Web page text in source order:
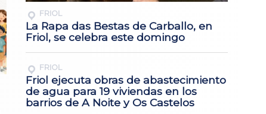
FRIOL
La Rapa das Bestas de Carballo, en
Friol, se celebra este domingo
FRIOL
Friol ejecuta obras de abastecimiento
de agua para 19 viviendas en los
barrios de A Noite y Os Castelos